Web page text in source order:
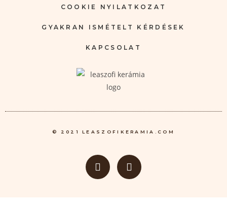
COOKIE NYILATKOZAT
GYAKRAN ISMÉTELT KÉRDÉSEK
KAPCSOLAT
© 2021 LEASZOFIKERAMIA.COM